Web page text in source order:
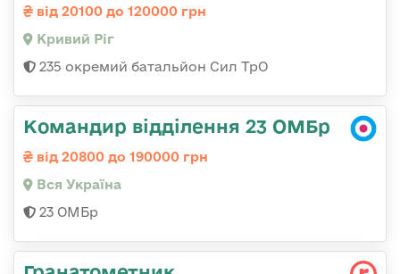
від 20100 до 120000 грн
Кривий Ріг
235 окремий батальйон Сил ТрО
Командир відділення 23 ОМБр
від 20800 до 190000 грн
Вся Україна
23 ОМБр